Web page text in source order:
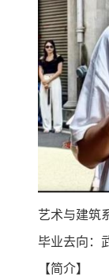
艺术与建筑
毕业去向：
【简介】